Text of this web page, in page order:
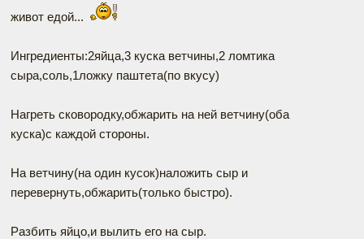
живот едой...
Ингредиенты:2яйца,3 куска ветчины,2 ломтика
сыра,соль,1ложку паштета(по вкусу)
Нагреть сковородку,обжарить на ней ветчину(оба
куска)с каждой стороны.
На ветчину(на один кусок)наложить сыр и
перевернуть,обжарить(только быстро).
Разбить яйцо,и вылить его на сыр.